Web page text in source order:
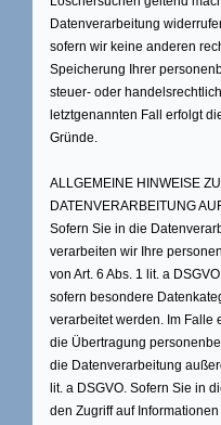
Datenverarbeitung
sofern wir keine anderen
Speicherung Ihrer
steuer- oder
letztgenannten Fall erfolgt
Gründe.
ALLGEMEINE HINWEISE
DATENVERARBEITUNG
Sofern Sie in die
verarbeiten wir Ihre
von Art. 6 Abs. 1 lit. a
sofern besondere
verarbeitet werden. Im
die Übertragung
die Datenverarbeitung
lit. a DSGVO. Sofern Sie in
den Zugriff auf